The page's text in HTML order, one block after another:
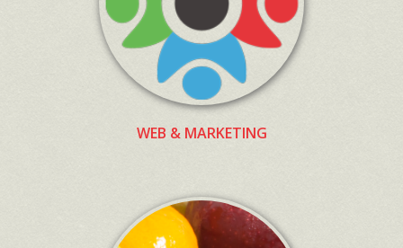
WEB & MARKETING